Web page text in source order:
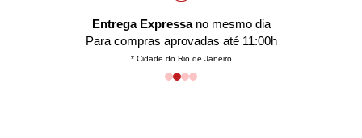
Entrega Expressano mesmo dia
Para compras aprovadas até 11:00h
* Cidade do Rio de Janeiro